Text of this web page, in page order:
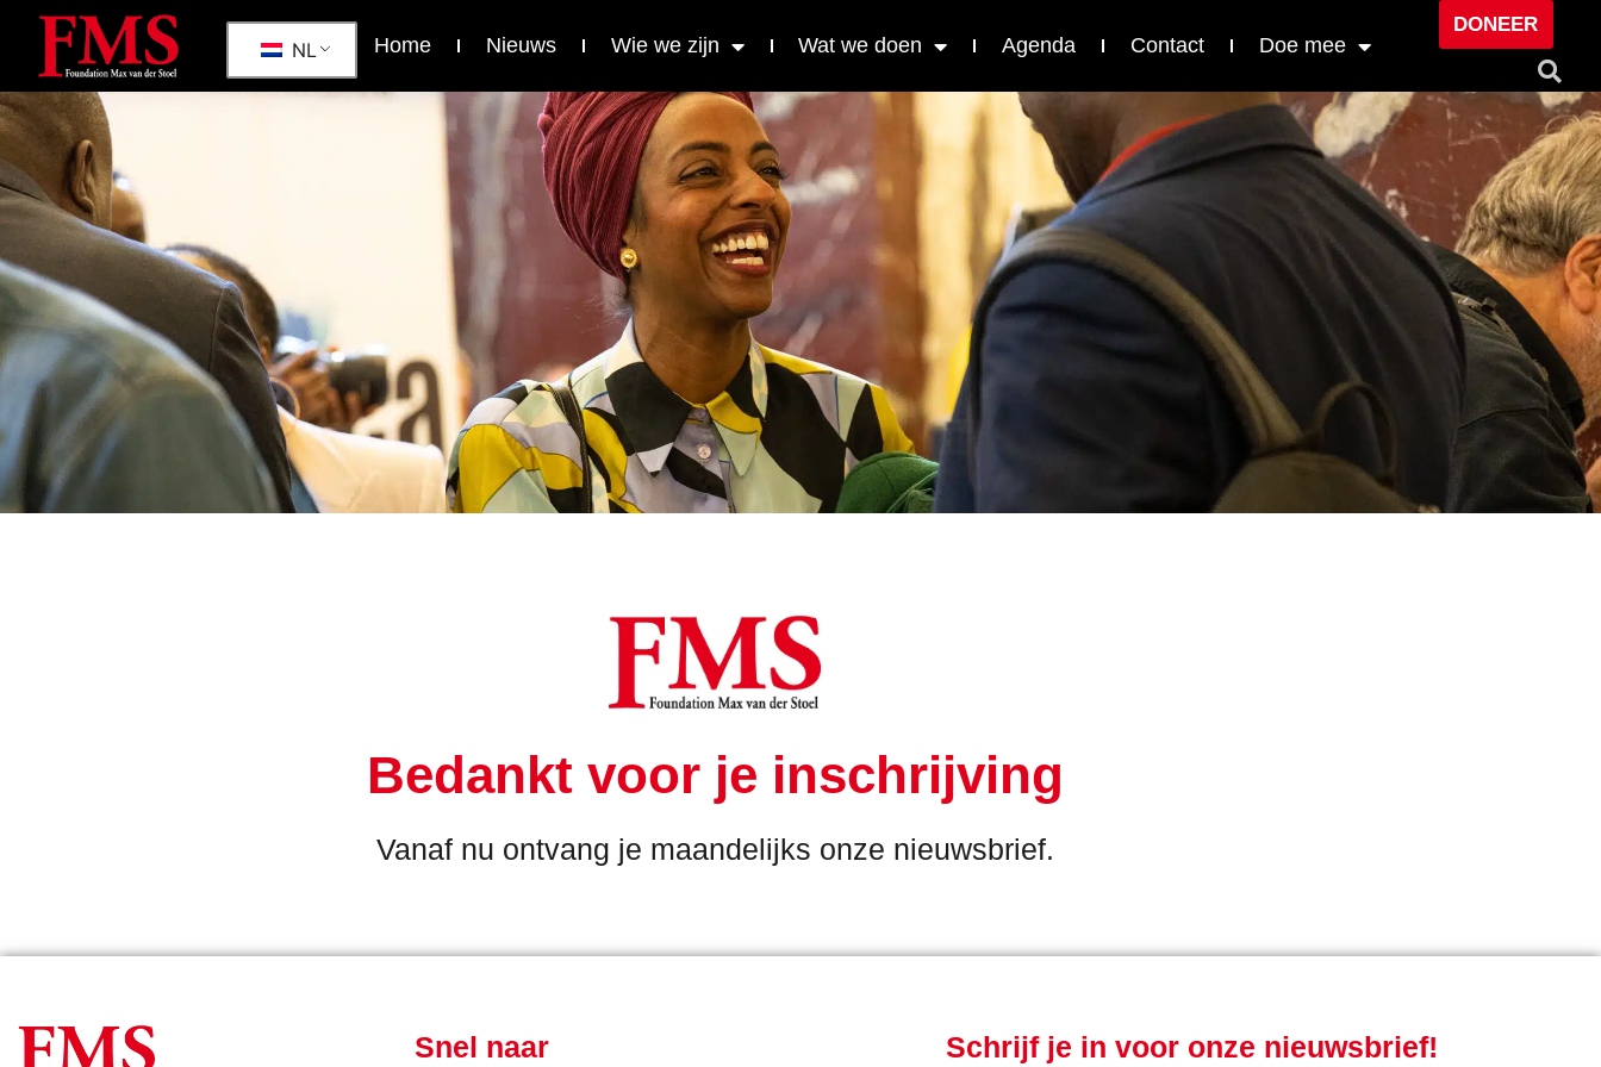
NL Home Nieuws Wie we zijn Wat we doen Agenda Contact Doe mee
DONEER
Bedankt voor je inschrijving
Vanaf nu ontvang je maandelijks onze nieuwsbrief.
Snel naar Schrijf je in voor onze nieuwsbrief!